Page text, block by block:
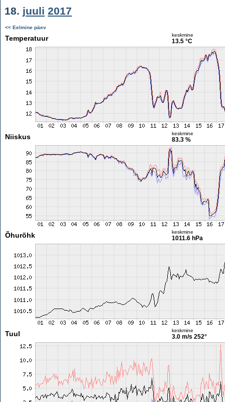
18. juuli 2017
<< Eelmine päev
Temperatuur keskmine
13.5 °C
Niiskus keskmine
83.3 %
Õhurõhk keskmine
1011.6 hPa
Tuul keskmine
3.0 m/s 252°